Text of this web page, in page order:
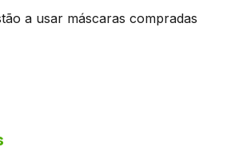
a usar máscaras compradas